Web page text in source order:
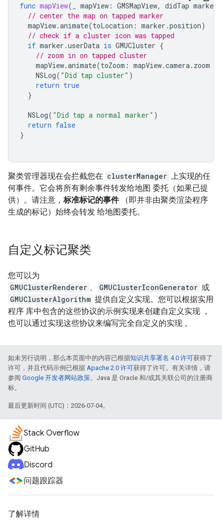
func mapView( mapView : GMSMapView, didTap marker
// center the map on tapped marker
mapView.animate(toLocation : marker .position)
// check if a cluster icon was tapped
if marker .userData is GMUCluster {
// zoom in on tapped cluster
mapView.animate(toZoom : mapView.camera . zoom
NSLog( "Did tap cluster" )
return true
}
NSLog( "Did tap a normal marker" )
return false
}
聚类管理器现在会拦截您在 clusterManager
上实现的任
何事件。它会将所有剩余事件转发给地图 委托（如果已提
供）。请注意， 标准标记的事件（即并非由聚类渲染程序
生成的标记）始终会转发 给地图委托。
自定义标记聚类
您可以为
GMUClusterRenderer
GMUClusterIconGenerator 或
GMUClusterAlgorithm 提供自定义实现。您可以根据实用
程序 库中包含的这些协议的示例实现来创建自定义实现 ，
也可以通过实现这些协议来编写完全自定义的实现 。
如未另行说明，那么本页面中的内容已根据知识共享署名 4.0 许可获得了
许可，并且代码示例已根据 Apache 2.0 许可获得了许可。有关详情，请
参阅 Google 开发者网站政策。Java 是 Oracle 和/或其关联公司的注册商
标。
最后更新时间 (UTC)：2026-07-04。
Stack Overflow
GitHub
Discord
问题跟踪器
了解详情